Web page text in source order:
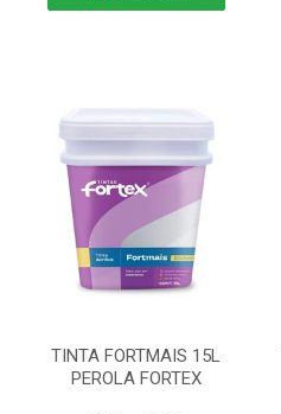
TINTA FORTMAIS 15L
PEROLA FORTEX